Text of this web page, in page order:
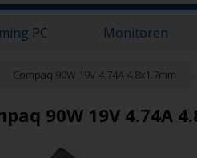
PC Monitoren
Compaq 90W 19V 4.74A 4.8x1.7mm
90W 19V 4.74A